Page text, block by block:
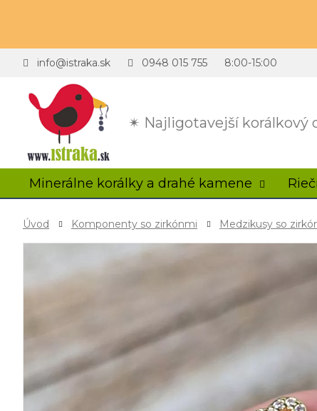
✴ Najligotavejší korálkový
info@istraka.sk 0948 015 755 8:00-15:00
Minerálne korálky a drahé kamene
Úvod Komponenty so zirkónmi Medzikusy so